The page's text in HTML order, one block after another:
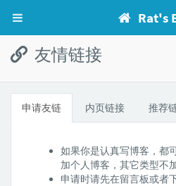
Rat's
友情链接
申请友链 内页链接 推荐
如果你是认真写博客，都
加个人博客，其它类型不加
申请时请先在留言板或者